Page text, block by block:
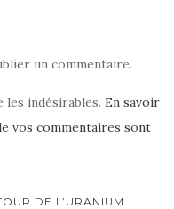
un commentaire.
indésirables. En savoir
vos commentaires sont
DE L’URANIUM